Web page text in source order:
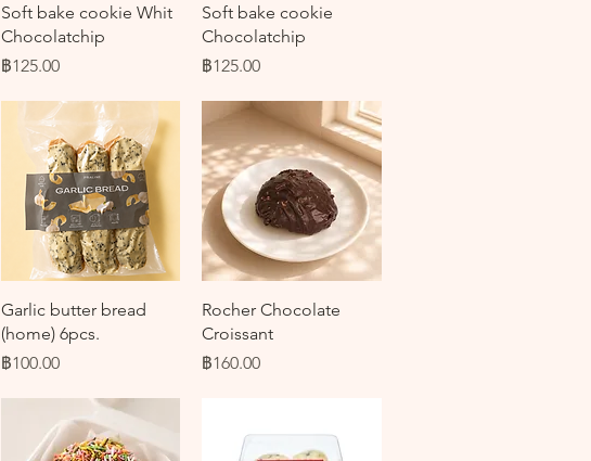
ดูข้อมูลด่วน
Soft bake cookie Whit
Chocolatchip
ราคา
฿125.00
ดูข้อมูลด่วน
Soft bake cookie
Chocolatchip
ราคา
฿125.00
ดูข้อมูลด่วน
Garlic butter bread
(home) 6pcs.
ราคา
฿100.00
ดูข้อมูลด่วน
Rocher Chocolate
Croissant
ราคา
฿160.00